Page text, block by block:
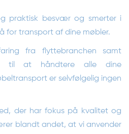
praktisk besvær og smerter i
for transport af dine møbler.
fra flyttebranchen samt
til at håndtere alle dine
er selvfølgelig ingen
der har fokus på kvalitet og
blandt andet, at vi anvender